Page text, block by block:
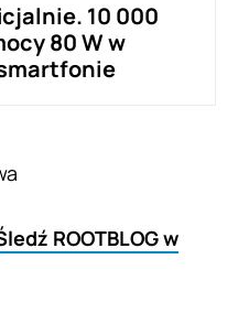
10 000
80 W w
ROOTBLOG w